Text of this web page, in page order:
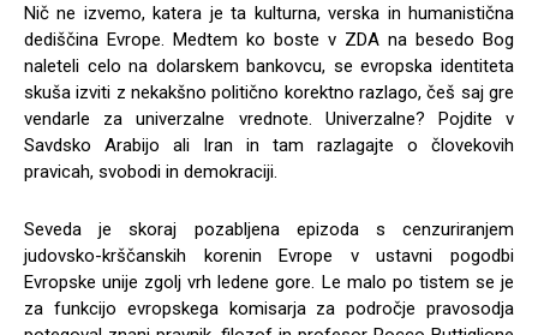
Nič ne izvemo, katera je ta kulturna, verska in humanistična
dediščina Evrope. Medtem ko boste v ZDA na besedo Bog
naleteli celo na dolarskem bankovcu, se evropska identiteta
skuša izviti z nekakšno politično korektno razlago, češ saj gre
vendarle za univerzalne vrednote. Univerzalne? Pojdite v
Savdsko Arabijo ali Iran in tam razlagajte o človekovih
pravicah, svobodi in demokraciji.
Seveda je skoraj pozabljena epizoda s cenzuriranjem
judovsko-krščanskih korenin Evrope v ustavni pogodbi
Evropske unije zgolj vrh ledene gore. Le malo po tistem se je
za funkcijo evropskega komisarja za področje pravosodja